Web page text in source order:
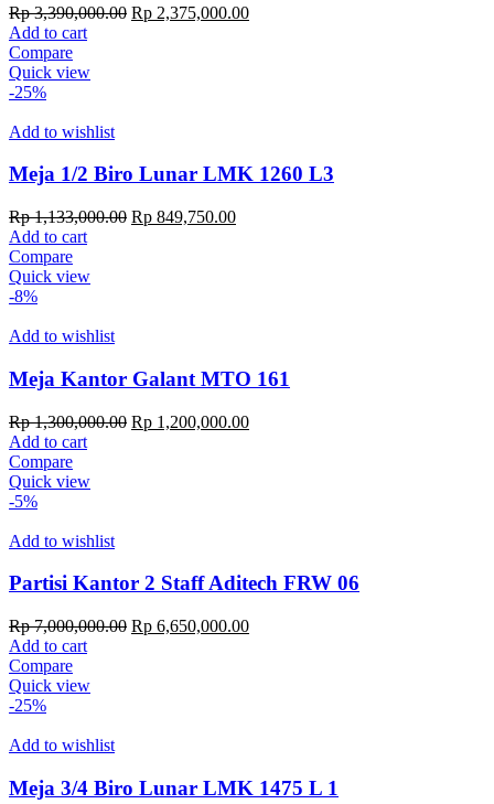
Rp3,390,000.00 Original
Rp 2,375,000.00Current
Add to cart
Compare
Quick view
-25%
Add to wishlist
Meja 1/2 Biro Lunar LMK 1260 L3
Rp1,133,000.00 Original
Rp 849,750.00Current
Add to cart
Compare
Quick view
-8%
Add to wishlist
Meja Kantor Galant MTO 161
Rp1,300,000.00 Original
Rp 1,200,000.00Current
Add to cart
Compare
Quick view
-5%
Add to wishlist
Partisi Kantor 2 Staff Aditech FRW 06
Rp7,000,000.00 Original
Rp 6,650,000.00Current
Add to cart
Compare
Quick view
-25%
Add to wishlist
Meja 3/4 Biro Lunar LMK 1475 L 1